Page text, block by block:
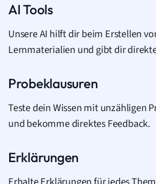
AI Tools
Unsere AI hilft dir beim Erstellen
Lernmaterialien und gibt dir
Probeklausuren
Teste dein Wissen mit unzähligen
und bekomme direktes Feedback.
Erklärungen